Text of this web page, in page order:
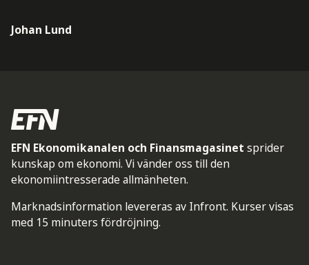
Johan Lund
EFN Ekonomikanalen och Finansmagasinet sprider
kunskap om ekonomi. Vi vänder oss till den
ekonomiintresserade allmänheten.
Marknadsinformation levereras av Infront. Kurser visas
med 15 minuters fördröjning.